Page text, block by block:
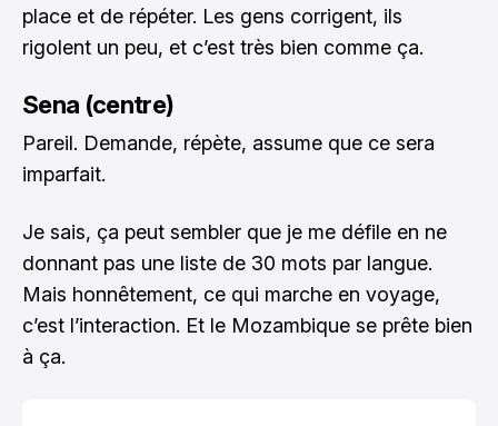
place et de répéter. Les gens corrigent, ils
rigolent un peu, et c’est très bien comme ça.
Sena (centre)
Pareil. Demande, répète, assume que ce sera
imparfait.
Je sais, ça peut sembler que je me défile en ne
donnant pas une liste de 30 mots par langue.
Mais honnêtement, ce qui marche en voyage,
c’est l’interaction. Et le Mozambique se prête bien
à ça.